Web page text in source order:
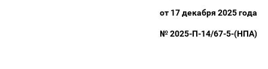
от 17 декабря 2025 года
№ 2025-П-14/67-5-(НПА)